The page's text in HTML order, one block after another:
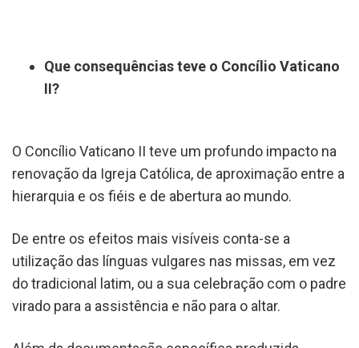
Que consequências teve o Concílio Vaticano
II?
O Concílio Vaticano II teve um profundo impacto na
renovação da Igreja Católica, de aproximação entre a
hierarquia e os fiéis e de abertura ao mundo.
De entre os efeitos mais visíveis conta-se a
utilização das línguas vulgares nas missas, em vez
do tradicional latim, ou a sua celebração com o padre
virado para a assistência e não para o altar.